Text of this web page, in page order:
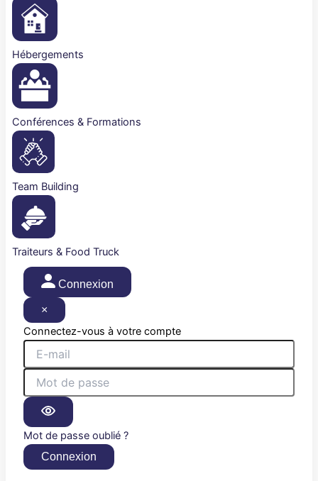
Hébergements
Conférences & Formations
Team Building
Traiteurs & Food Truck
Connexion
×
Connectez-vous à votre compte
Mot de passe oublié ?
Connexion